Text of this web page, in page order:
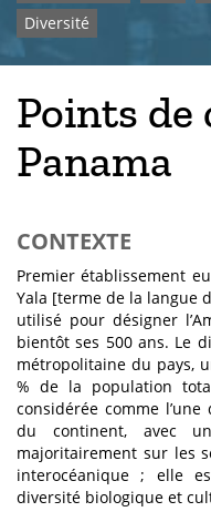
Diversité
Points de
Panama
CONTEXTE
Premier établissement
Yala [terme de la langue
utilisé pour désigner
bientôt ses 500 ans. Le
métropolitaine du pays,
% de la population
considérée comme
du continent, avec
majoritairement sur les
interocéanique ; elle
diversité biologique et